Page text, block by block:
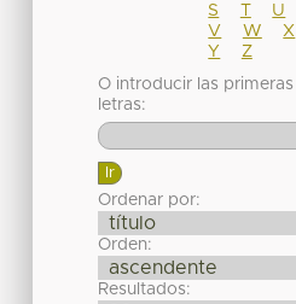
S
T
U
V
W
X
Y
Z
O introducir las primeras
letras:
Ordenar por:
Orden:
Resultados: